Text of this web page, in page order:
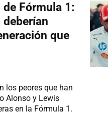
Fórmula 1:
que
los peores que han
Alonso y Lewis
en la Fórmula 1.